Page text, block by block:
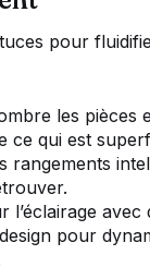
pour
les pièces
ce qui est
rangements
l’éclairage avec
pour